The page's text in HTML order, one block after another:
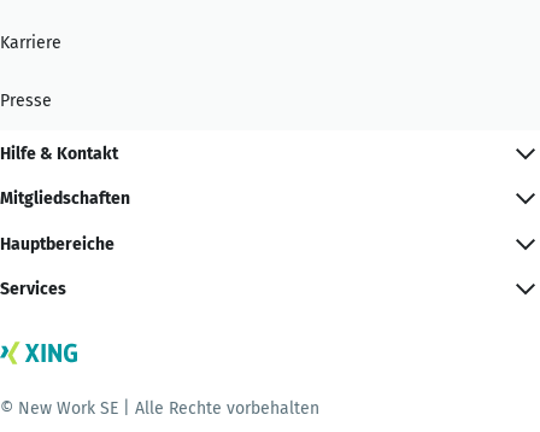
Karriere
Presse
Hilfe & Kontakt
Mitgliedschaften
Hauptbereiche
Services
© New Work SE | Alle Rechte vorbehalten